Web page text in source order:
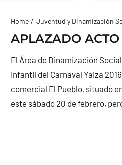
Home Juventud y Dinamización
APLAZADO
El Área de Dinamización
Infantil del Carnaval Yaiza
comercial El Pueblo, situado
este sábado 20 de febrero,